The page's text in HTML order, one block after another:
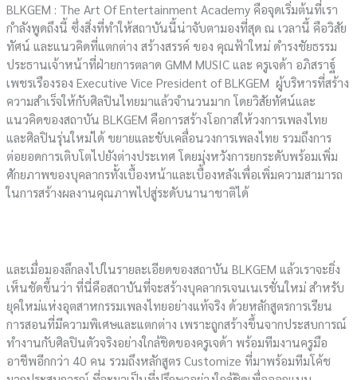
BLKGEM : The Art Of Entertainment Academy คือจุดเริ่มต้นที่เรา
กำลังพูดถึงนี้ ซึ่งสิ่งที่ทำให้สถาบันนี้น่าจับตามองที่สุด ณ เวลานี้ คือวิสัย
ทัศน์ และแนวคิดที่แตกต่าง สร้างสรรค์ ของ คุณฟ้าใหม่ ดำรงชัยธรรม
ประธานเจ้าหน้าที่ฝ่ายการตลาด GMM MUSIC และ ครูเจด้า อภิสราฐ์
เพชรเรืองรอง Executive Vice President of BLKGEM ผู้บริหารที่สร้าง
ความสำเร็จให้กับศิลปินไทยมาแล้วจำนวนมาก โดยวิสัยทัศน์และ
แนวคิดของสถาบัน BLKGEM คือการสร้างโอกาสให้วงการเพลงไทย
และศิลปินรุ่นใหม่ได้ ขยายและขับเคลื่อนวงการเพลงไทย รวมถึงการ
ต่อยอดการเติบโตไปยังต่างประเทศ โดยมุ่งหวังการยกระดับพร้อมเพิ่ม
ศักยภาพของบุคลากรทั้งเบื้องหน้าและเบื้องหลังเพื่อเพิ่มความสามารถ
ในการสร้างผลงานคุณภาพไปสู่ระดับนานาชาติได้
และเมื่อมองลึกลงไปในรายละเอียดของสถาบัน BLKGEM แล้วเราจะยิ่ง
เห็นชัดขึ้นว่า ที่นี่คือสถาบันที่จะสร้างบุคลากรเจนเนเรชั่นใหม่ สำหรับ
ยุคใหม่แห่งอุตสาหกรรมเพลงไทยอย่างแท้จริง ด้วยหลักสูตรการเรียน
การสอนที่มีความพิเศษและแตกต่าง เพราะถูกสร้างขึ้นจากประสบการณ์
ทำงานกับศิลปินตัวจริงอย่างใกล้ชิดของครูเจด้า พร้อมทีมงานครูมือ
อาชีพอีกกว่า 40 คน รวมถึงหลักสูตร Customize ที่มาพร้อมทีมโค้ช